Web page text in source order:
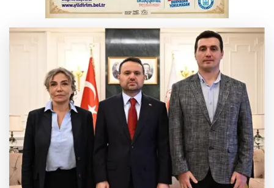
Bursa'da alkollü sürücü mahalleyi savaş
alanına çevirdi